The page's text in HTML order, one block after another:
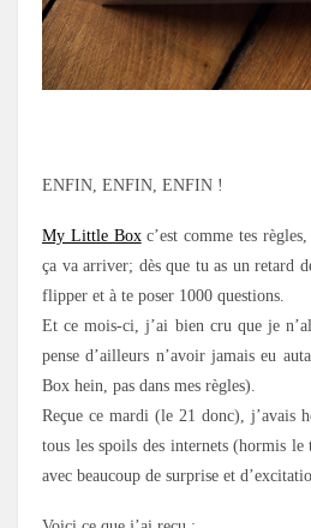
ENFIN, ENFIN, ENFIN !
My Little Boxc’est comme tes
ça va arriver; dès que tu as un retard
flipper et à te poser 1000 questions.
Et ce mois-ci, j’ai bien cru que je
pense d’ailleurs n’avoir jamais eu
Box hein, pas dans mes règles).
Reçue ce mardi (le 21 donc), j’avais
tous les spoils des internets (hormis le
avec beaucoup de surprise et